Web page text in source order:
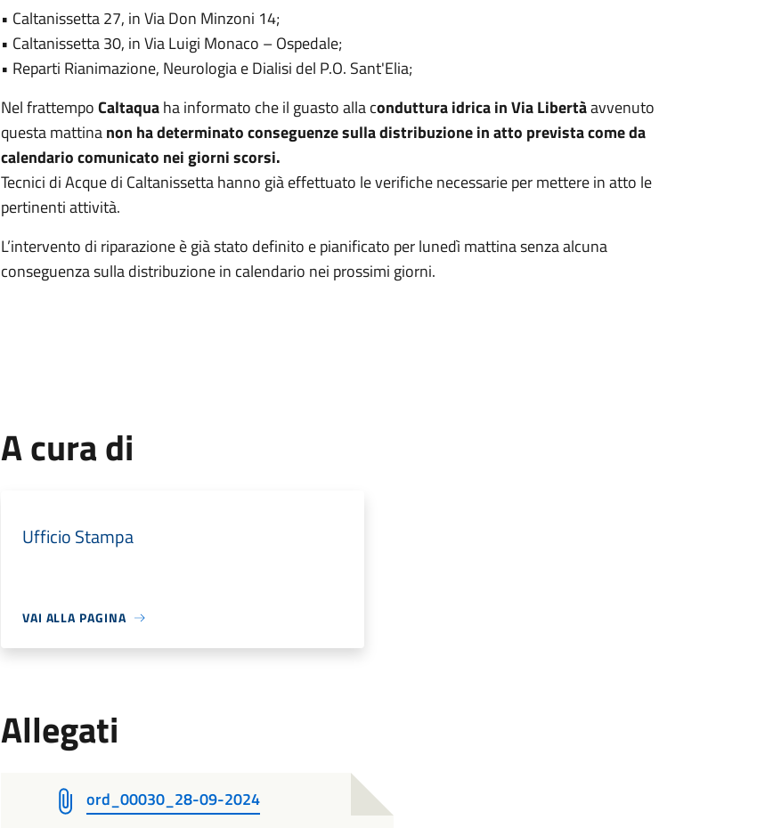
• Caltanissetta 27, in Via Don Minzoni 14;
• Caltanissetta 30, in Via Luigi Monaco – Ospedale;
• Reparti Rianimazione, Neurologia e Dialisi del P.O. Sant'Elia;
Nel frattempoCaltaquaha informato che il guasto alla conduttura idrica in Via Libertàavvenuto
questa mattinanon ha determinato conseguenze sulla distribuzione in atto prevista come da
calendario comunicato nei giorni scorsi.
Tecnici di Acque di Caltanissetta hanno già effettuato le verifiche necessarie per mettere in atto le
pertinenti attività.
L’intervento di riparazione è già stato definito e pianificato per lunedì mattina senza alcuna
conseguenza sulla distribuzione in calendario nei prossimi giorni.
A cura di
Ufficio Stampa
VAI ALLA PAGINA
Allegati
ord_00030_28-09-2024